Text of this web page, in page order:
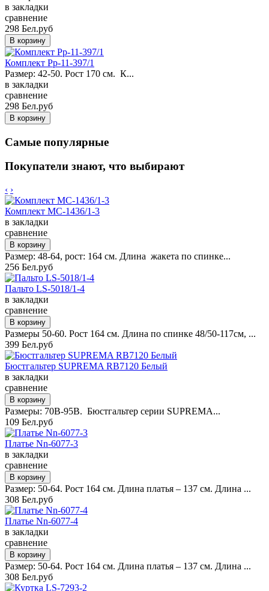
в закладки
сравнение
298 Бел.руб
Комплект Pp-11-397/1
Размер: 42-50. Рост 170 см. К...
в закладки
сравнение
298 Бел.руб
Самые популярные
Покупатели знают, что выбирают
‹ ›
Комплект MC-1436/1-3
в закладки
сравнение
Размер: 48-64, рост: 164 см. Длина жакета по спинке...
256 Бел.руб
Пальто LS-5018/1-4
в закладки
сравнение
Размеры 50-60. Рост 164 см. Длина по спинке 48/50-117см, ...
399 Бел.руб
Бюстгальтер SUPREMA RB7120 Белый
в закладки
сравнение
Размеры: 70B-95B. Бюстгальтер серии SUPREMA...
109 Бел.руб
Платье Nn-6077-3
в закладки
сравнение
Размер: 50-64. Рост 164 см. Длина платья – 137 см. Длина ...
308 Бел.руб
Платье Nn-6077-4
в закладки
сравнение
Размер: 50-64. Рост 164 см. Длина платья – 137 см. Длина ...
308 Бел.руб